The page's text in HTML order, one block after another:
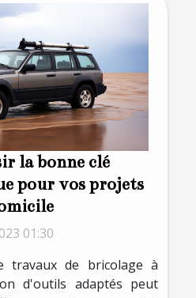
la bonne clé
pour vos projets
01:30
travaux de bricolage à
d'outils adaptés peut